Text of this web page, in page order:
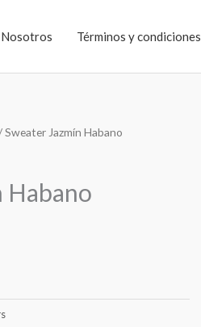
Términos y condiciones
Sweater Jazmín Habano
Habano